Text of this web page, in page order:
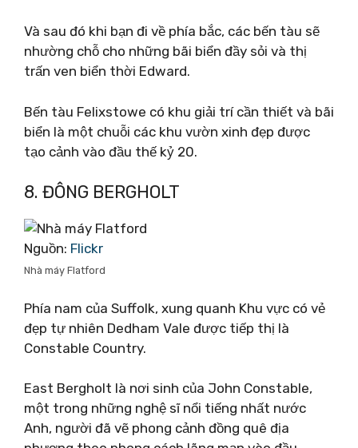
Và sau đó khi bạn đi về phía bắc, các bến tàu sẽ
nhường chỗ cho những bãi biển đầy sỏi và thị
trấn ven biển thời Edward.
Bến tàu Felixstowe có khu giải trí cần thiết và bãi
biển là một chuỗi các khu vườn xinh đẹp được
tạo cảnh vào đầu thế kỷ 20.
8. ĐÔNG BERGHOLT
Nguồn: Flickr
Nhà máy Flatford
Phía nam của Suffolk, xung quanh Khu vực có vẻ
đẹp tự nhiên Dedham Vale được tiếp thị là
Constable Country.
East Bergholt là nơi sinh của John Constable,
một trong những nghệ sĩ nổi tiếng nhất nước
Anh, người đã vẽ phong cảnh đồng quê địa